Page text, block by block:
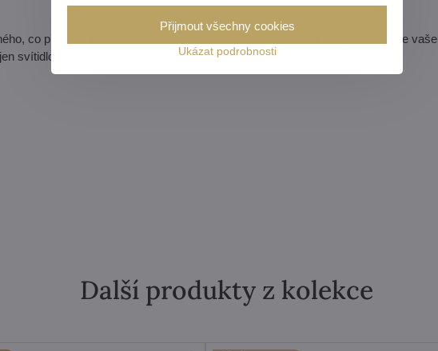
co překoná běžné standardy a stane se skutečným uměleckým dílem ve
svítidlo. Je to investice do atmosféry, prestiže a krásy.
Další produkty z kolekce
Ukázat podrobnosti
Přijmout všechny cookies